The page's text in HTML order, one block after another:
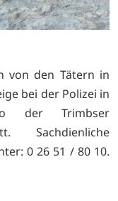
von den Tätern in
bei der Polizei in
der Trimbser
Sachdienliche
0 26 51 / 80 10.